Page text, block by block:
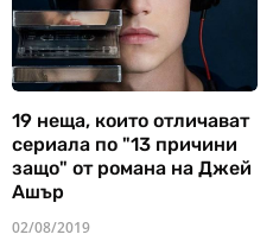
19 неща, които отличават
сериала по "13 причини
защо" от романа на Джей
Ашър
02/08/2019